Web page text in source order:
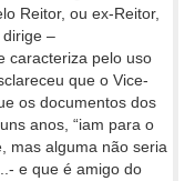
Reitor, ou ex-Reitor,
–
caracteriza pelo uso
que o Vice-
os documentos dos
anos, “iam para o
mas alguma não seria
e que é amigo do